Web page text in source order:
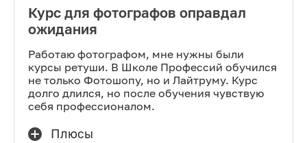
Курс для фотографов оправдал
ожидания
Работаю фотографом, мне нужны были
курсы ретуши. В Школе Профессий обучился
не только Фотошопу, но и Лайтруму. Курс
долго длился, но после обучения чувствую
себя профессионалом.
Плюсы